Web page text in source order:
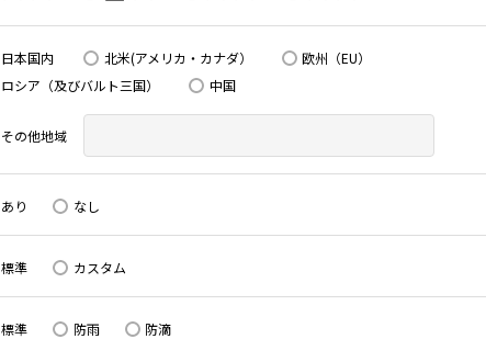
日本国内 北米(アメリカ・カナダ）
欧州（EU）
ロシア（及びバルト三国）
中国
その他地域
あり なし
標準 カスタム
標準 防雨 防滴